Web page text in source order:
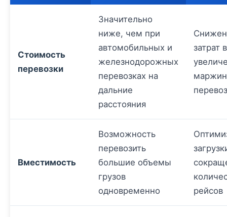
Стоимость
перевозки
Значительно
ниже, чем при
автомобильных и
железнодорожных
перевозках на
дальние
расстояния
затрат
Вместимость
Возможность
перевозить
большие объемы
грузов
одновременно
рейсов